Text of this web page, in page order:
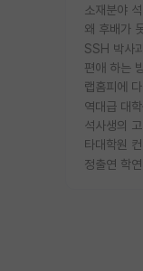
소재분야
편애 하는
랩홈피에
역대급 대
석사생의 고
정출연 학